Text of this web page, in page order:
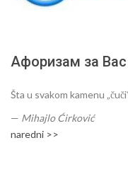
Афоризам за Вас
Šta u svakom kamenu
— Mihajlo Ćirković
naredni >>